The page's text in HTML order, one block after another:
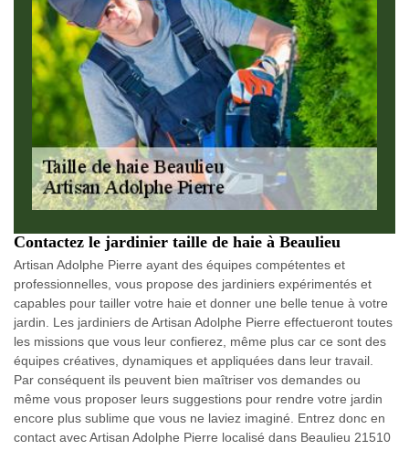
Contactez le jardinier taille de haie à Beaulieu
Artisan Adolphe Pierre ayant des équipes compétentes et
professionnelles, vous propose des jardiniers expérimentés et
capables pour tailler votre haie et donner une belle tenue à votre
jardin. Les jardiniers de Artisan Adolphe Pierre effectueront toutes
les missions que vous leur confierez, même plus car ce sont des
équipes créatives, dynamiques et appliquées dans leur travail.
Par conséquent ils peuvent bien maîtriser vos demandes ou
même vous proposer leurs suggestions pour rendre votre jardin
encore plus sublime que vous ne laviez imaginé. Entrez donc en
contact avec Artisan Adolphe Pierre localisé dans Beaulieu 21510